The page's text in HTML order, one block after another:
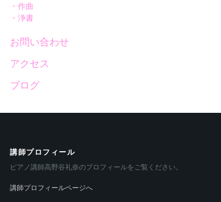
・作曲
・浄書
お問い合わせ
アクセス
ブログ
講師プロフィール
ピアノ講師高野谷礼奈のプロフィールをご覧ください。
講師プロフィールページへ